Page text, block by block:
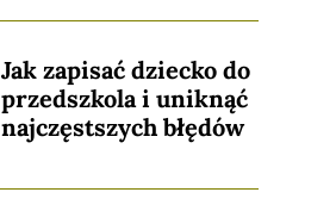
Jak zapisać dziecko do
przedszkola i uniknąć
najczęstszych błędów